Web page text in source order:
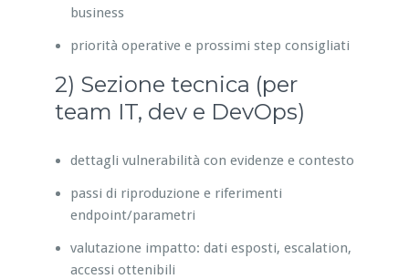
business
priorità operative e prossimi step consigliati
2) Sezione tecnica (per
team IT, dev e DevOps)
dettagli vulnerabilità con evidenze e contesto
passi di riproduzione e riferimenti
endpoint/parametri
valutazione impatto: dati esposti, escalation,
accessi ottenibili